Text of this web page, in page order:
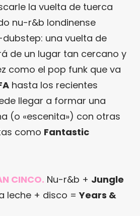
la vuelta de tuerca
nu-r&b londinense
una vuelta de
de un lugar tan cercano y
como el pop funk que va
hasta los recientes
llegar a formar una
(o «escenita») con otras
como Fantastic
CINCO. Nu-r&b + Jungle
leche + disco =Years &